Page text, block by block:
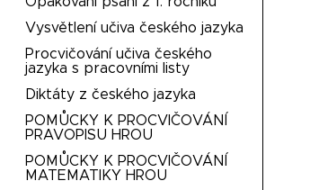
Vysvětlení učiva českého jazyka
Procvičování učiva českého
jazyka s pracovními listy
Diktáty z českého jazyka
POMŮCKY K PROCVIČOVÁNÍ
PRAVOPISU HROU
POMŮCKY K PROCVIČOVÁNÍ
MATEMATIKY HROU